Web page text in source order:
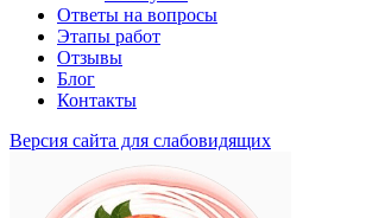
Ответы на вопросы
Этапы работ
Отзывы
Блог
Контакты
Версия сайта для слабовидящих